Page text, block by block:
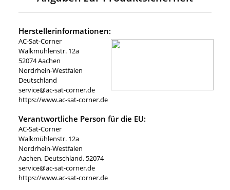
Herstellerinformationen:
AC-Sat-Corner
Walkmühlenstr. 12a
52074 Aachen
Nordrhein-Westfalen
Deutschland
service@ac-sat-corner.de
https://www.ac-sat-corner.de
Verantwortliche Person für die EU:
AC-Sat-Corner
Walkmühlenstr. 12a
Nordrhein-Westfalen
Aachen, Deutschland, 52074
service@ac-sat-corner.de
https://www.ac-sat-corner.de